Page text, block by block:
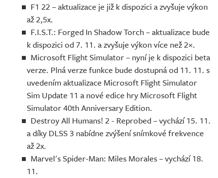
F1 22 – aktualizace je již k dispozici a zvyšuje výkon
až 2,5x.
F.I.S.T.: Forged In Shadow Torch – aktualizace bude
k dispozici od 7. 11. a zvyšuje výkon více než 2×.
Microsoft Flight Simulator – nyní je k dispozici beta
verze. Plná verze funkce bude dostupná od 11. 11. s
uvedením aktualizace Microsoft Flight Simulator
Sim Update 11 a nové edice hry Microsoft Flight
Simulator 40th Anniversary Edition.
Destroy All Humans! 2 - Reprobed – vychází 15. 11.
a díky DLSS 3 nabídne zvýšení snímkové frekvence
až 2x.
Marvel's Spider-Man: Miles Morales – vychází 18.
11.